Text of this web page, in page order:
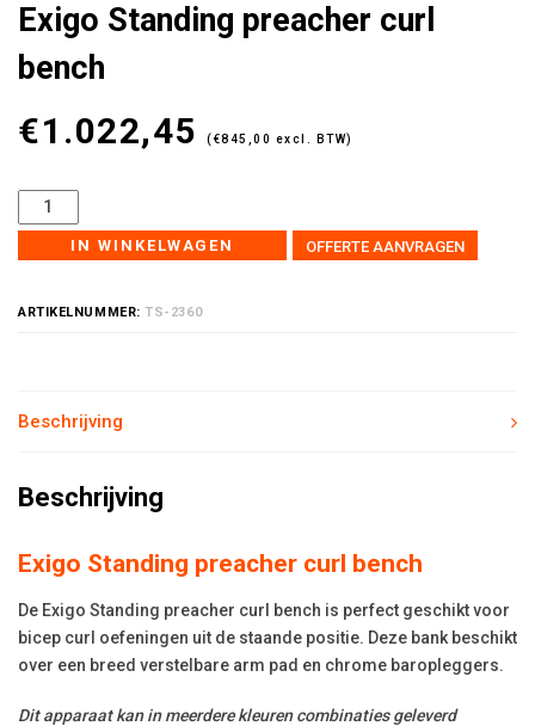
Exigo Standing preacher curl
bench
€1.022,45 (€845,00 excl. BTW)
IN WINKELWAGEN OFFERTE AANVRAGEN
ARTIKELNUMMER:TS-2360
Beschrijving
Beschrijving
Exigo Standing preacher curl bench
De Exigo Standing preacher curl bench is perfect geschikt voor
bicep curl oefeningen uit de staande positie. Deze bank beschikt
over een breed verstelbare arm pad en chrome baropleggers.
Dit apparaat kan in meerdere kleuren combinaties geleverd